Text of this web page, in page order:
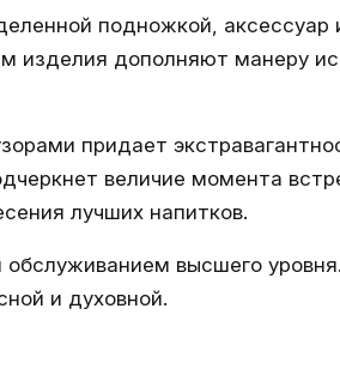
подножкой,
изделия дополняют манеру
придает
величие момента
лучших напитков.
высшего
и духовной.